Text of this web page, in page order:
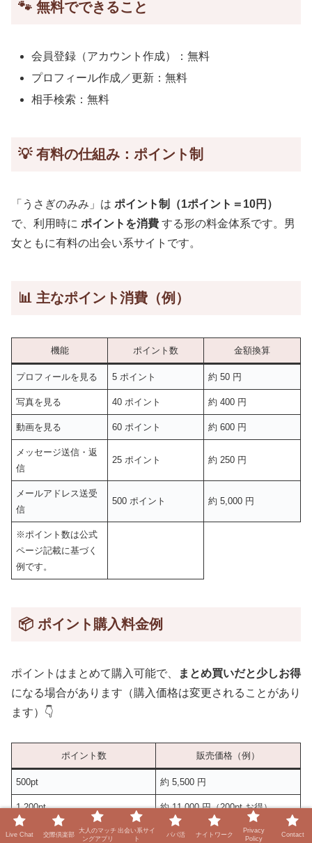
🐾 無料でできること
会員登録（アカウント作成）：無料
プロフィール作成／更新：無料
相手検索：無料
💡 有料の仕組み：ポイント制
「うさぎのみみ」は ポイント制（1ポイント＝10円）
で、利用時に ポイントを消費 する形の料金体系です。男
女ともに有料の出会い系サイトです。
📊 主なポイント消費（例）
機能 ポイント数 金額換算
プロフィールを見る 5 ポイント 約 50 円
写真を見る 40 ポイント 約 400 円
動画を見る 60 ポイント 約 600 円
メッセージ送信・返
信
25 ポイント 約 250 円
メールアドレス送受
信
500 ポイント 約 5,000 円
※ポイント数は公式
ページ記載に基づく
例です。
📦 ポイント購入料金例
ポイントはまとめて購入可能で、
まとめ買いだと少しお得
になる場合があります（購入価格は変更されることがあり
ます）👇
ポイント数 販売価格（例）
500pt 約 5,500 円
1,200pt 約 11,000 円（200pt お得）
3,500pt 約 33,000 円（500pt お得）
Live Chat 交際倶楽部
大人のマッチ
ングアプリ
出会い系サイ
ト
パパ活 ナイトワーク
Privacy
Policy
Contact